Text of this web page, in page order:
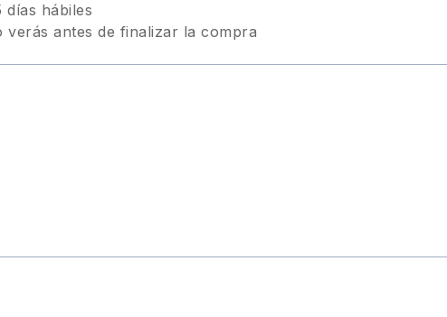
días hábiles
verás antes de finalizar la compra